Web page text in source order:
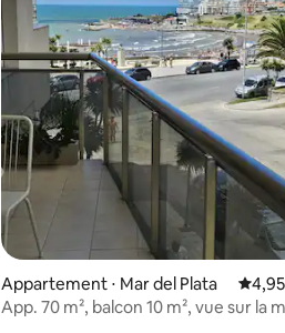
Appartement ⋅ Mar del Plata
App. 70 m², balcon 10 m², vue sur la